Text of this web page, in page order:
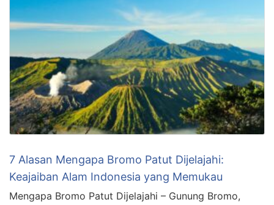
7 Alasan Mengapa Bromo Patut Dijelajahi:
Keajaiban Alam Indonesia yang Memukau
Mengapa Bromo Patut Dijelajahi – Gunung Bromo,